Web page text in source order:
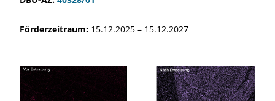
Förderzeitraum: 15.12.2025 – 15.12.2027